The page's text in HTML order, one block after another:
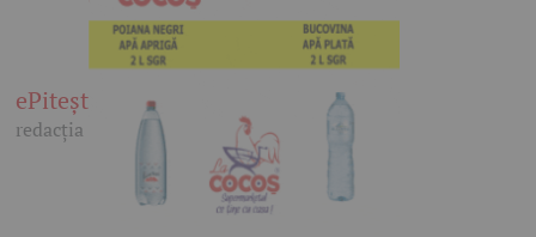
ePitești
redacția